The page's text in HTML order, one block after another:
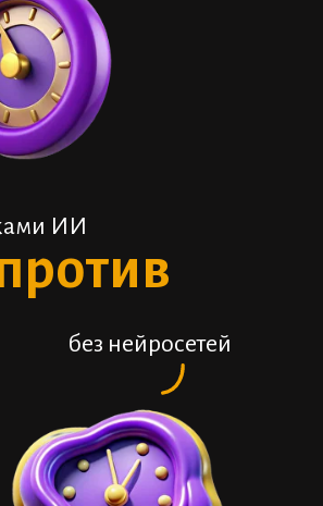
ИИ
без нейросетей